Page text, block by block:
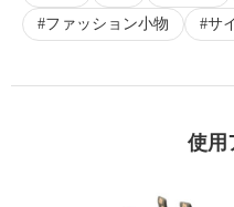
ファッション小物
サ
使用